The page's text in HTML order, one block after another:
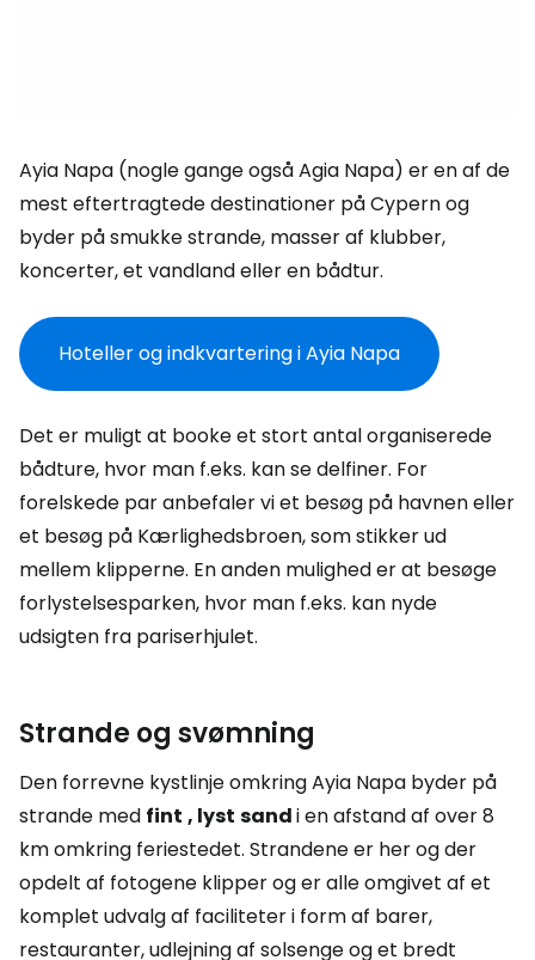
Ayia Napa (nogle gange også Agia Napa) er en af de
mest eftertragtede destinationer på Cypern og
byder på smukke strande, masser af klubber,
koncerter, et vandland eller en bådtur.
Hoteller og indkvartering i Ayia Napa
Det er muligt at booke et stort antal organiserede
bådture, hvor man f.eks. kan se delfiner. For
forelskede par anbefaler vi et besøg på havnen eller
et besøg på Kærlighedsbroen, som stikker ud
mellem klipperne. En anden mulighed er at besøge
forlystelsesparken, hvor man f.eks. kan nyde
udsigten fra pariserhjulet.
Strande og svømning
Den forrevne kystlinje omkring Ayia Napa byder på
strande med fint , lyst sandi en afstand af over 8
km omkring feriestedet. Strandene er her og der
opdelt af fotogene klipper og er alle omgivet af et
komplet udvalg af faciliteter i form af barer,
restauranter, udlejning af solsenge og et bredt